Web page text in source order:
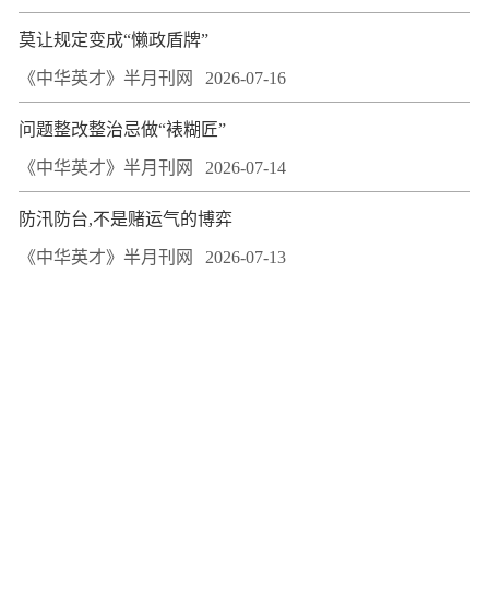
莫让规定变成“懒政盾牌”
《中华英才》半月刊网 2026-07-16
问题整改整治忌做“裱糊匠”
《中华英才》半月刊网 2026-07-14
防汛防台,不是赌运气的博弈
《中华英才》半月刊网 2026-07-13